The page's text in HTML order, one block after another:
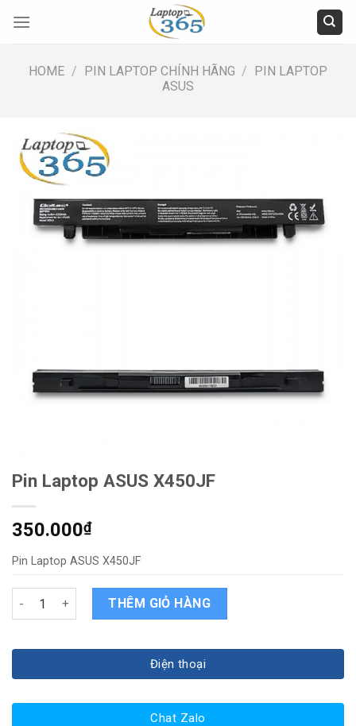
HOME / PIN LAPTOP CHÍNH HÃNG / PIN LAPTOP
ASUS
Pin Laptop ASUS X450JF
350.000₫
Pin Laptop ASUS X450JF
Pin Laptop ASUS X450JF quantity
THÊM GIỎ HÀNG
Điện thoại
Chat Zalo